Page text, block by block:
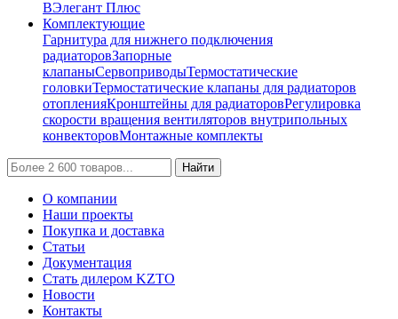
ВЭлегант Плюс
Комплектующие
Гарнитура для нижнего подключения
радиаторовЗапорные
клапаныСервоприводыТермостатические
головкиТермостатические клапаны для радиаторов
отопленияКронштейны для радиаторовРегулировка
скорости вращения вентиляторов внутрипольных
конвекторовМонтажные комплекты
Найти
О компании
Наши проекты
Покупка и доставка
Статьи
Документация
Стать дилером KZTO
Новости
Контакты